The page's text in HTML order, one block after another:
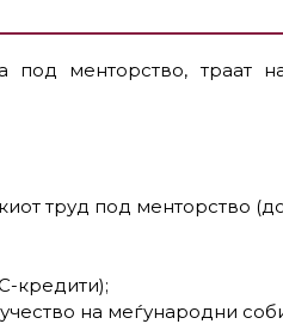
под менторство, траат
труд под менторство
кредити);
на меѓународни